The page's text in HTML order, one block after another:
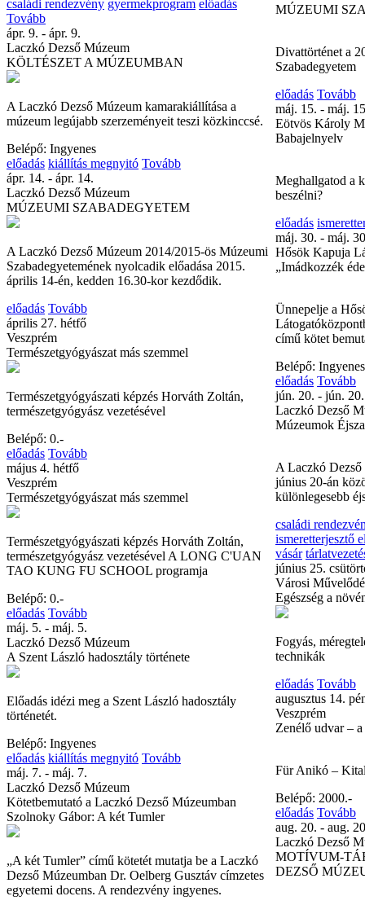
családi rendezvény gyermekprogram előadás
Tovább
ápr. 9. - ápr. 9.
Laczkó Dezső Múzeum
KÖLTÉSZET A MÚZEUMBAN
A Laczkó Dezső Múzeum kamarakiállítása a
múzeum legújabb szerzeményeit teszi közkinccsé.
Belépő: Ingyenes
előadás kiállítás megnyitó Tovább
ápr. 14. - ápr. 14.
Laczkó Dezső Múzeum
MÚZEUMI SZABADEGYETEM
A Laczkó Dezső Múzeum 2014/2015-ös Múzeumi
Szabadegyetemének nyolcadik előadása 2015.
április 14-én, kedden 16.30-kor kezdődik.
előadás Tovább
április 27. hétfő
Veszprém
Természetgyógyászat más szemmel
Természetgyógyászati képzés Horváth Zoltán,
természetgyógyász vezetésével
Belépő: 0.-
előadás Tovább
május 4. hétfő
Veszprém
Természetgyógyászat más szemmel
Természetgyógyászati képzés Horváth Zoltán,
természetgyógyász vezetésével A LONG C'UAN
TAO KUNG FU SCHOOL programja
Belépő: 0.-
előadás Tovább
máj. 5. - máj. 5.
Laczkó Dezső Múzeum
A Szent László hadosztály története
Előadás idézi meg a Szent László hadosztály
történetét.
Belépő: Ingyenes
előadás kiállítás megnyitó Tovább
máj. 7. - máj. 7.
Laczkó Dezső Múzeum
Kötetbemutató a Laczkó Dezső Múzeumban
Szolnoky Gábor: A két Tumler
„A két Tumler” című kötetét mutatja be a Laczkó
Dezső Múzeumban Dr. Oelberg Gusztáv címzetes
egyetemi docens. A rendezvény ingyenes.
MÚZEUMI
Divattörténet a
Szabadegyetem
előadás Tovább
máj. 15. - máj.
Eötvös Károly
Babajelnyelv
Meghallgatod a
beszélni?
előadás
máj. 30. - máj.
Hősök Kapuja
„Imádkozzék
Ünnepelje a
című kötet
Belépő: Ingyenes
előadás Tovább
jún. 20. - jún. 20.
Laczkó Dezső
Múzeumok
A Laczkó Dezső
június 20-án
különlegesebb
családi
ismeretterjesztő
vásár
június 25.
Városi
Egészség a
Fogyás,
technikák
előadás Tovább
augusztus 14.
Veszprém
Zenélő udvar –
Für Anikó –
Belépő: 2000.-
előadás Tovább
aug. 20. - aug.
Laczkó Dezső
MOTÍVUM-
DEZSŐ